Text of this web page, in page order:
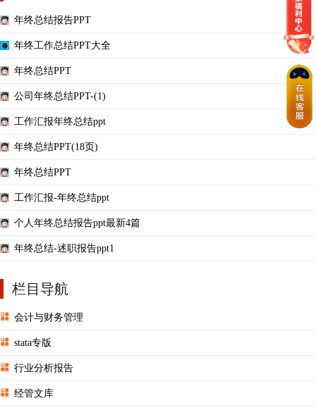
年终总结报告PPT
年终工作总结PPT大全
年终总结PPT
公司年终总结PPT-(1)
工作汇报年终总结ppt
年终总结PPT(18页)
年终总结PPT
工作汇报-年终总结ppt
个人年终总结报告ppt最新4篇
年终总结-述职报告ppt1
栏目导航
会计与财务管理
stata专版
行业分析报告
经管文库